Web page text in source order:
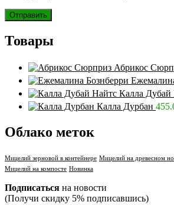
Товары
Абрикос
Калла Дубай
Калла Дурбан
Облако меток
Мицелий зерновой в контейнере Мицелий на древесном
Мицелий на компосте Новинка
Подписаться на новости
(Получи скидку 5% подписавшись)